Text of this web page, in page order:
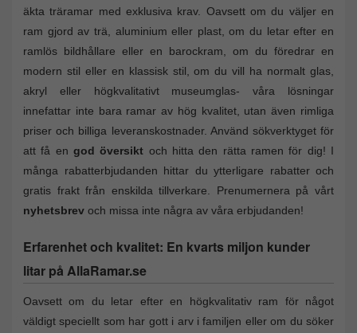
äkta träramar med exklusiva krav. Oavsett om du väljer en
ram gjord av trä, aluminium eller plast, om du letar efter en
ramlös bildhållare eller en barockram, om du föredrar en
modern stil eller en klassisk stil, om du vill ha normalt glas,
akryl eller högkvalitativt museumglas- våra lösningar
innefattar inte bara ramar av hög kvalitet, utan även rimliga
priser och billiga leveranskostnader. Använd sökverktyget för
att få en god översikt och hitta den rätta ramen för dig! I
många rabatterbjudanden hittar du ytterligare rabatter och
gratis frakt från enskilda tillverkare. Prenumernera på vårt
nyhetsbrev och missa inte några av våra erbjudanden!
Erfarenhet och kvalitet: En kvarts miljon kunder
litar på AllaRamar.se
Oavsett om du letar efter en högkvalitativ ram för något
väldigt speciellt som har gott i arv i familjen eller om du söker